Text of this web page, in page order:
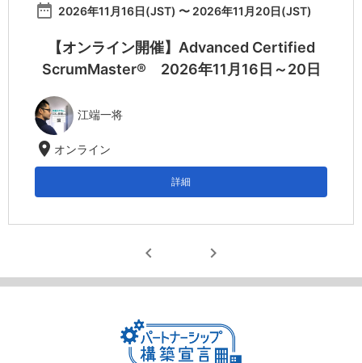
date_range 2026年11月16日(JST) 〜 2026年11月20日(JST)
【オンライン開催】Advanced Certified
ScrumMaster® 2026年11月16日～20日
江端一将
location_on オンライン
詳細
chevron_left chevron_right